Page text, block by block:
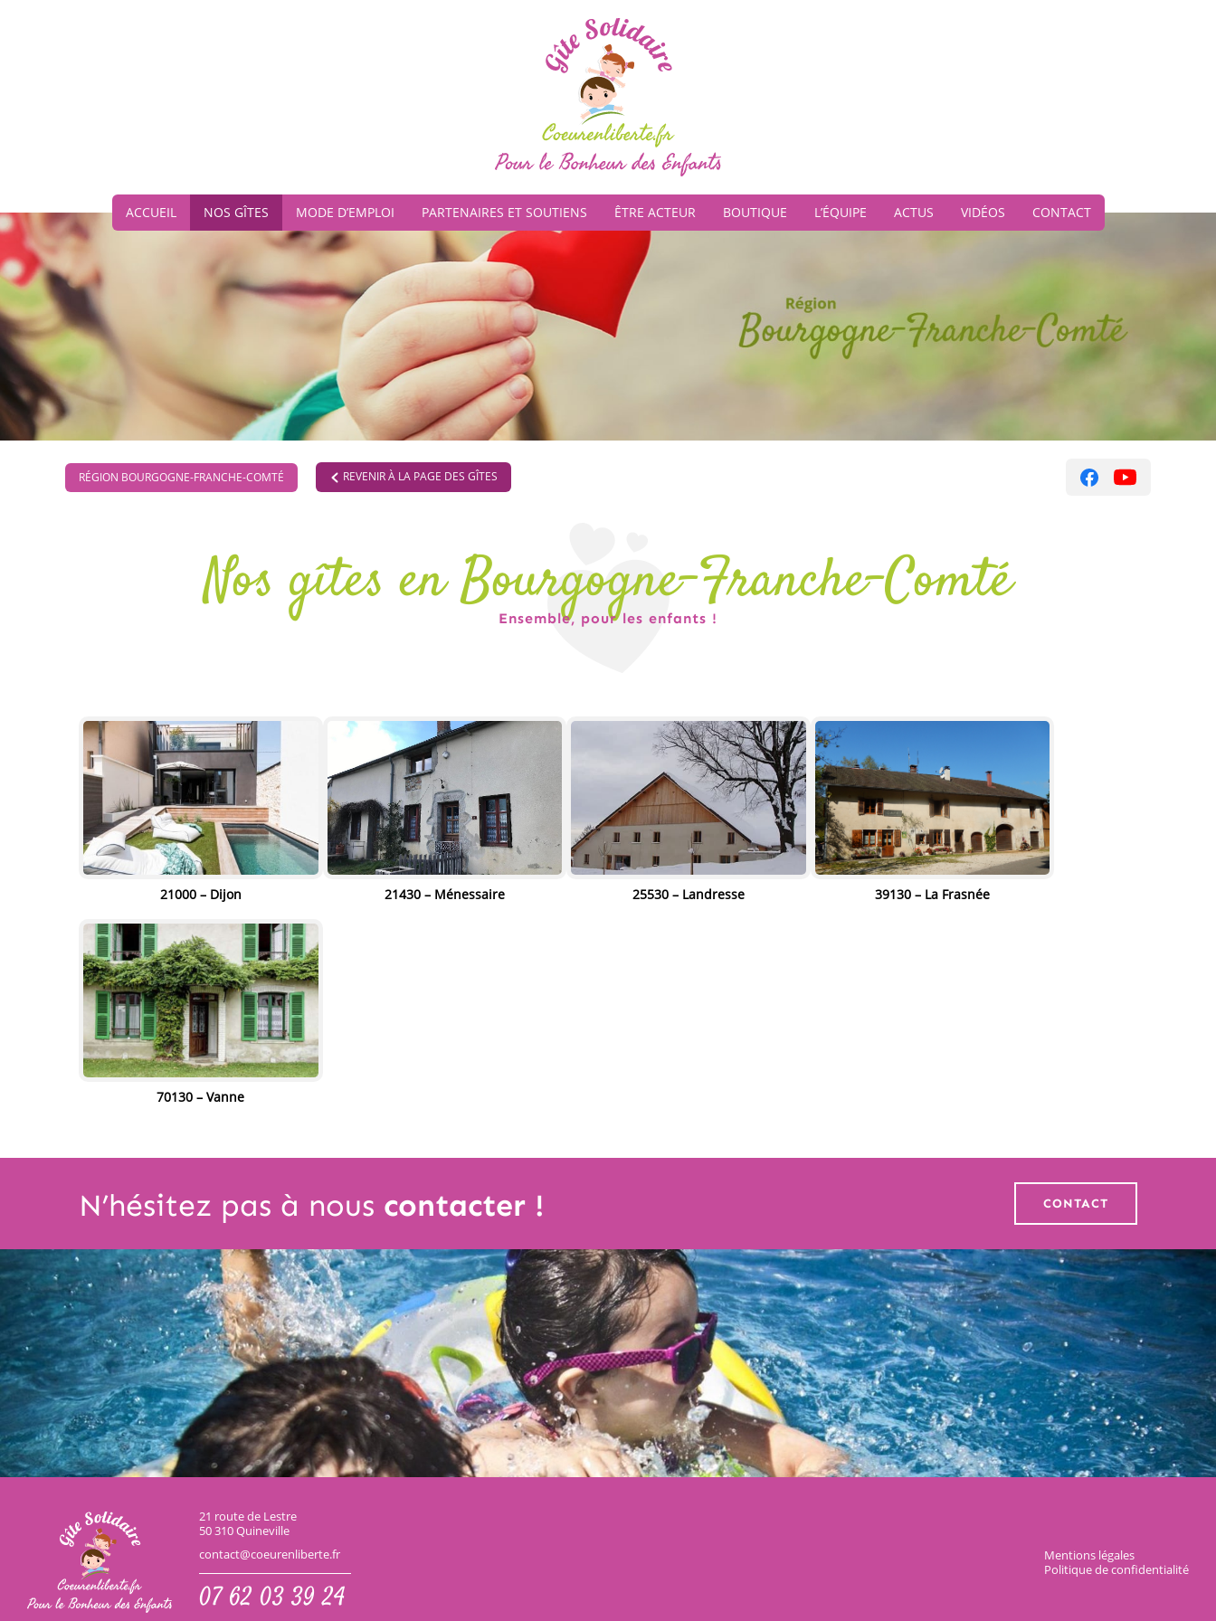
ACCUEIL NOS GÎTES MODE D’EMPLOI PARTENAIRES ET SOUTIENS ÊTRE ACTEUR BOUTIQUE L’ÉQUIPE ACTUS VIDÉOS CONTACT
RÉGION BOURGOGNE-FRANCHE-COMTÉ REVENIR À LA PAGE DES GÎTES
Nos gîtes en Bourgogne-Franche-Comté
Ensemble, pour les enfants !
" alt="" width="80%"
height="80%"/>
21000 – Dijon
" alt="" width="80%"
21430 – Ménessaire
" alt="" width="80%"
25530 – Landresse
" alt="" width="80%"
39130 – La Frasnée
" alt="" width="80%"
70130 – Vanne
N’hésitez pas à nous contacter ! CONTACT
21 route de Lestre
50 310 Quineville
contact@coeurenliberte.fr
07 62 03 39 24
Mentions légales
Politique de confidentialité